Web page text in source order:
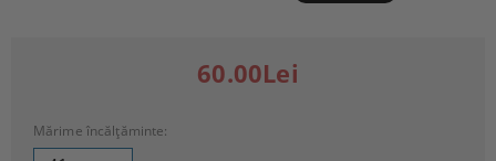
60.00Lei
Mărime încălțăminte: